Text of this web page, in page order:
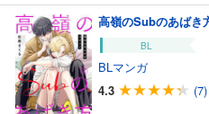
高嶺のSubのあばき
BL
BLマンガ
4.3
(7)